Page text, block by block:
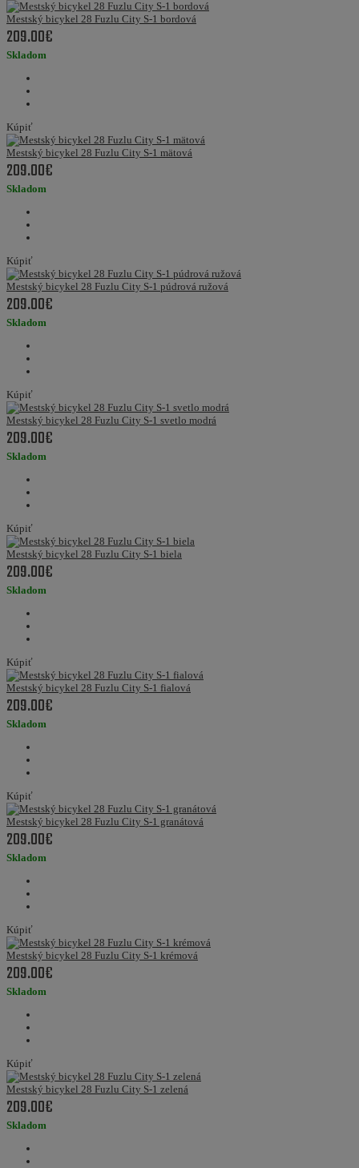
Mestský bicykel 28 Fuzlu City S-1 bordová
209.00€
Skladom
Kúpiť
Mestský bicykel 28 Fuzlu City S-1 mätová
209.00€
Skladom
Kúpiť
Mestský bicykel 28 Fuzlu City S-1 púdrová ružová
209.00€
Skladom
Kúpiť
Mestský bicykel 28 Fuzlu City S-1 svetlo modrá
209.00€
Skladom
Kúpiť
Mestský bicykel 28 Fuzlu City S-1 biela
209.00€
Skladom
Kúpiť
Mestský bicykel 28 Fuzlu City S-1 fialová
209.00€
Skladom
Kúpiť
Mestský bicykel 28 Fuzlu City S-1 granátová
209.00€
Skladom
Kúpiť
Mestský bicykel 28 Fuzlu City S-1 krémová
209.00€
Skladom
Kúpiť
Mestský bicykel 28 Fuzlu City S-1 zelená
209.00€
Skladom